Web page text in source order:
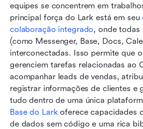
equipes se concentrem em
principal força do Lark está em seu
colaboração integrado, onde todas
(como Messenger, Base, Docs,
interconectadas. Isso permite que
gerenciem tarefas relacionadas ao
acompanhar leads de vendas,
registrar informações de clientes e
Base do Lark oferece capacidades
de dados sem código e uma rica